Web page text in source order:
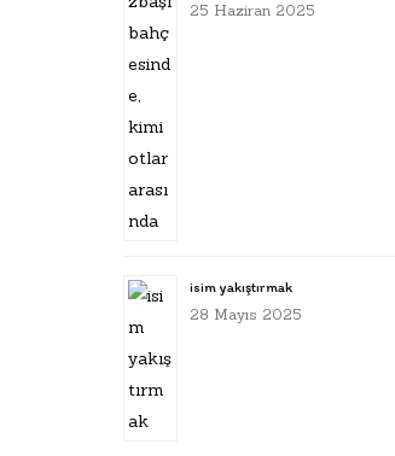
25 Haziran 2025
isim yakıştırmak
28 Mayıs 2025